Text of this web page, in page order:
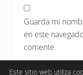
Guarda mi
en este
comente.
Este sitio web utiliza